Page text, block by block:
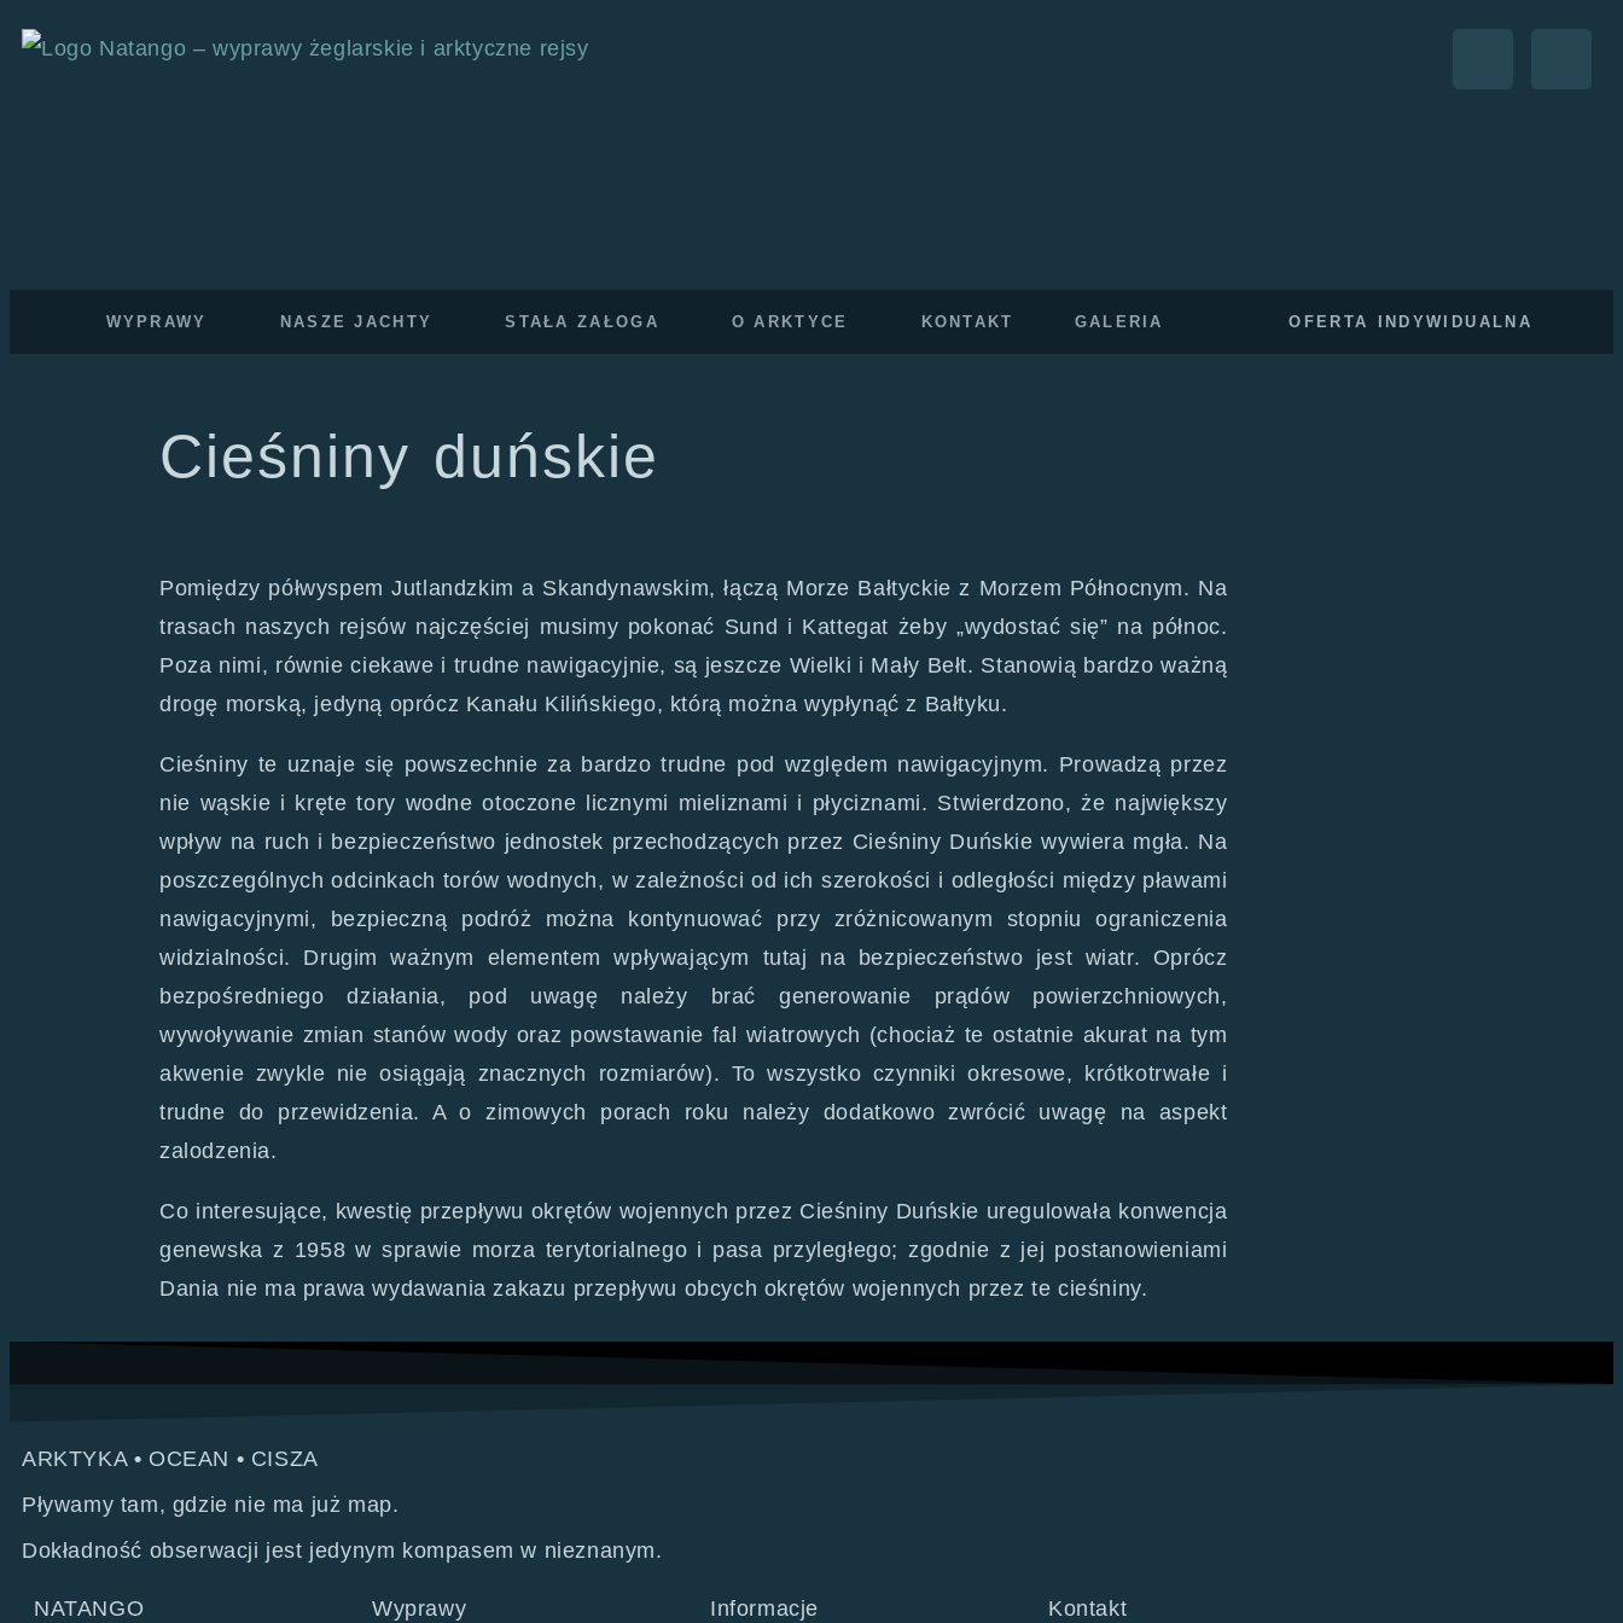
WYPRAWY NASZE JACHTY STAŁA ZAŁOGA O ARKTYCE KONTAKT GALERIA OFERTA INDYWIDUALNA
Cieśniny duńskie
Pomiędzy półwyspem Jutlandzkim a Skandynawskim, łączą Morze Bałtyckie z Morzem Północnym. Na
trasach naszych rejsów najczęściej musimy pokonać Sund i Kattegat żeby „wydostać się” na północ.
Poza nimi, równie ciekawe i trudne nawigacyjnie, są jeszcze Wielki i Mały Bełt. Stanowią bardzo ważną
drogę morską, jedyną oprócz Kanału Kilińskiego, którą można wypłynąć z Bałtyku.
Cieśniny te uznaje się powszechnie za bardzo trudne pod względem nawigacyjnym. Prowadzą przez
nie wąskie i kręte tory wodne otoczone licznymi mieliznami i płyciznami. Stwierdzono, że największy
wpływ na ruch i bezpieczeństwo jednostek przechodzących przez Cieśniny Duńskie wywiera mgła. Na
poszczególnych odcinkach torów wodnych, w zależności od ich szerokości i odległości między pławami
nawigacyjnymi, bezpieczną podróż można kontynuować przy zróżnicowanym stopniu ograniczenia
widzialności. Drugim ważnym elementem wpływającym tutaj na bezpieczeństwo jest wiatr. Oprócz
bezpośredniego działania, pod uwagę należy brać generowanie prądów powierzchniowych,
wywoływanie zmian stanów wody oraz powstawanie fal wiatrowych (chociaż te ostatnie akurat na tym
akwenie zwykle nie osiągają znacznych rozmiarów). To wszystko czynniki okresowe, krótkotrwałe i
trudne do przewidzenia. A o zimowych porach roku należy dodatkowo zwrócić uwagę na aspekt
zalodzenia.
Co interesujące, kwestię przepływu okrętów wojennych przez Cieśniny Duńskie uregulowała konwencja
genewska z 1958 w sprawie morza terytorialnego i pasa przyległego; zgodnie z jej postanowieniami
Dania nie ma prawa wydawania zakazu przepływu obcych okrętów wojennych przez te cieśniny.
ARKTYKA • OCEAN • CISZA
Pływamy tam, gdzie nie ma już map.
Dokładność obserwacji jest jedynym kompasem w nieznanym.
NATANGO Wyprawy Informacje Kontakt